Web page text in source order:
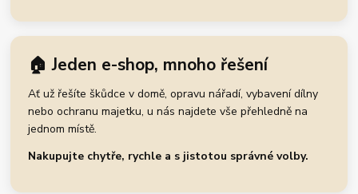
🏠 Jeden e-shop, mnoho řešení
Ať už řešíte škůdce v domě, opravu nářadí, vybavení dílny
nebo ochranu majetku, u nás najdete vše přehledně na
jednom místě.
Nakupujte chytře, rychle a s jistotou správné volby.